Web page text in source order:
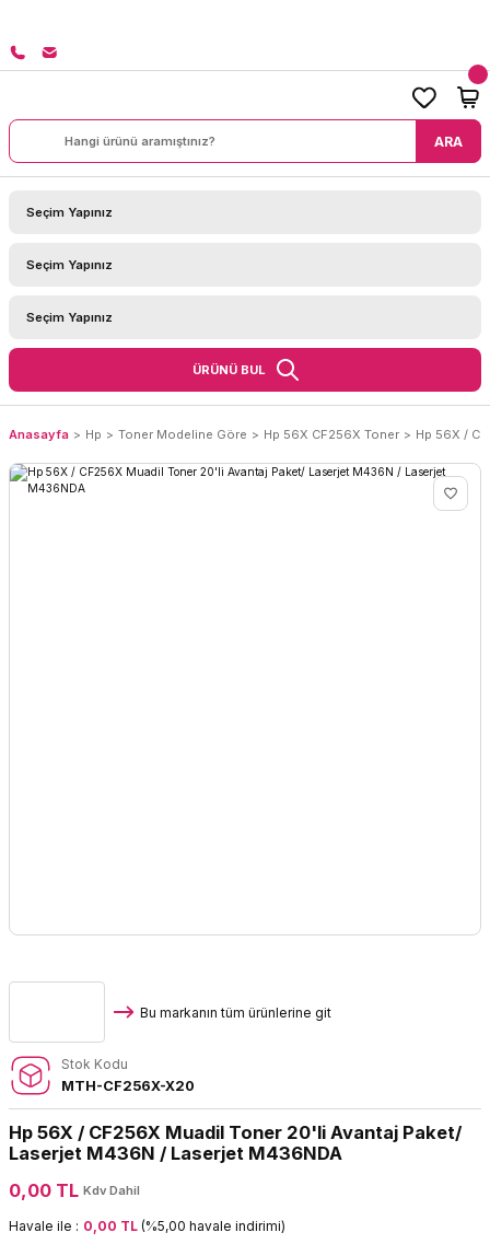
ARA
ÜRÜNÜ BUL
Anasayfa Hp Toner Modeline Göre Hp 56X CF256X Toner Hp 56X /
Bu markanın tüm ürünlerine git
Stok Kodu
MTH-CF256X-X20
Hp 56X / CF256X Muadil Toner 20'li Avantaj Paket/
Laserjet M436N / Laserjet M436NDA
0,00 TL Kdv Dahil
Havale ile : 0,00 TL (%5,00 havale indirimi)